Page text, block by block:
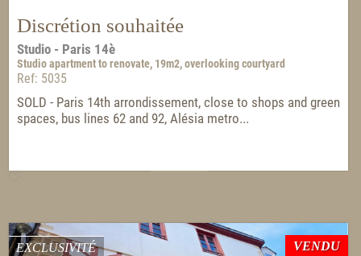
Discrétion souhaitée
Studio - Paris 14è
Studio apartment to renovate, 19m2, overlooking courtyard
Ref: 5035
SOLD - Paris 14th arrondissement, close to shops and green
spaces, bus lines 62 and 92, Alésia metro...
VENDU
EXCLUSIVITÉ